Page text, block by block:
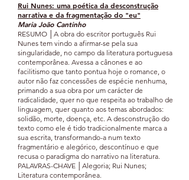
Rui Nunes: uma poética da desconstrução
narrativa e da fragmentação do "eu"
Maria João Cantinho
RESUMO │A obra do escritor português Rui
Nunes tem vindo a afirmar-se pela sua
singularidade, no campo da literatura portuguesa
contemporânea. Avessa a cânones e ao
facilitismo que tanto pontua hoje o romance, o
autor não faz concessões de espécie nenhuma,
primando a sua obra por um carácter de
radicalidade, quer no que respeita ao trabalho de
linguagem, quer quanto aos temas abordados:
solidão, morte, doença, etc. A desconstrução do
texto como ele é tido tradicionalmente marca a
sua escrita, transformando-a num texto
fragmentário e alegórico, descontínuo e que
recusa o paradigma do narrativo na literatura.
PALAVRAS-CHAVE │Alegoria; Rui Nunes;
Literatura contemporânea.